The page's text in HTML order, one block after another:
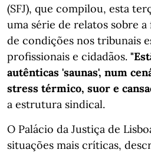
(SFJ), que compilou, esta
uma série de relatos sobre
de condições nos tribunais
profissionais e cidadãos.
autênticas 'saunas', num
stress térmico, suor e
a estrutura sindical.
O Palácio da Justiça de
situações mais críticas,